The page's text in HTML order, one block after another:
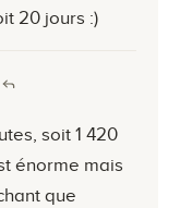
20 jours :)
soit 1 420
énorme mais
que